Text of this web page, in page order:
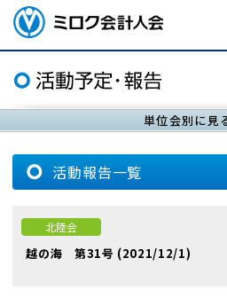
ミロク会計人会 MIROKU
ACCOUNTING PERSON
ASSOCIATION
単位会別に見
活動報告一覧
北陸会
越の海 第31号 (2021/12/1)